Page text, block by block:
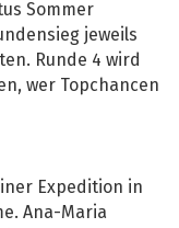
Sommer
jeweils
Runde 4 wird
wer Topchancen
Expedition in
Ana-Maria